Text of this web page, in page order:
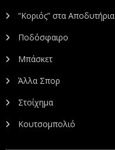
“Κοριός” στα Αποδυτήρια
Ποδόσφαιρο
Μπάσκετ
Άλλα Σπορ
Στοίχημα
Κουτσομπολιό